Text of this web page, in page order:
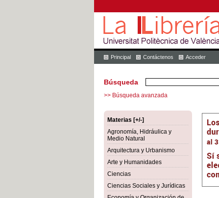
Principal Contáctenos Acceder
Búsqueda
>> Búsqueda avanzada
Materias [+/-]
Agronomía, Hidráulica y
Medio Natural
Arquitectura y Urbanismo
Arte y Humanidades
Ciencias
Ciencias Sociales y Jurídicas